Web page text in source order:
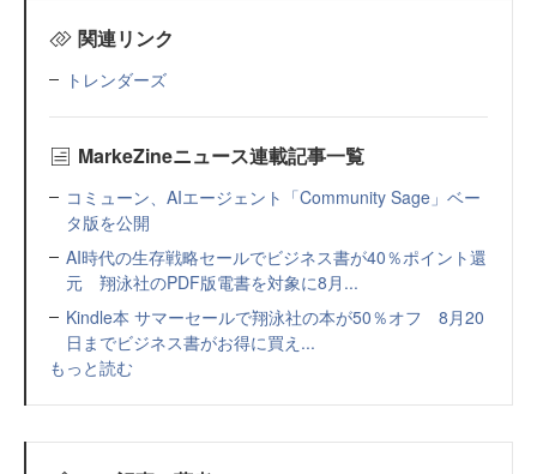
関連リンク
トレンダーズ
MarkeZineニュース連載記事一覧
コミューン、AIエージェント「Community Sage」ベー
タ版を公開
AI時代の生存戦略セールでビジネス書が40％ポイント還
元 翔泳社のPDF版電書を対象に8月...
Kindle本 サマーセールで翔泳社の本が50％オフ 8月20
日までビジネス書がお得に買え...
もっと読む